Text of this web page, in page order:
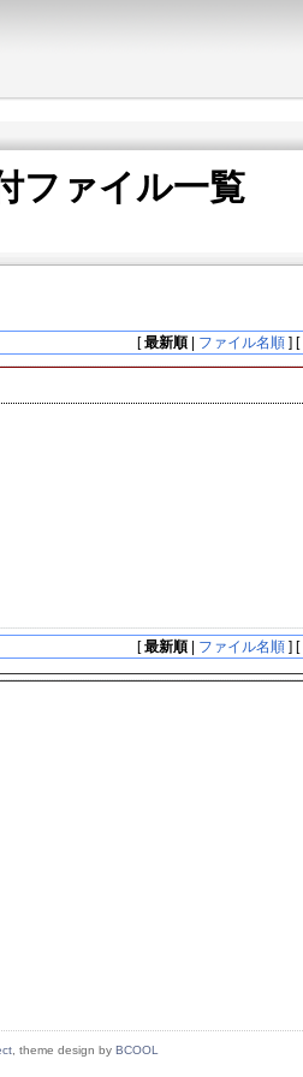
ファイル一覧
[最新順 | ファイル名順 ] [
[最新順 ファイル名順 ] [
, theme design by BCOOL